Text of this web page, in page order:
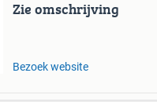
Zie omschrijving
Bezoek website